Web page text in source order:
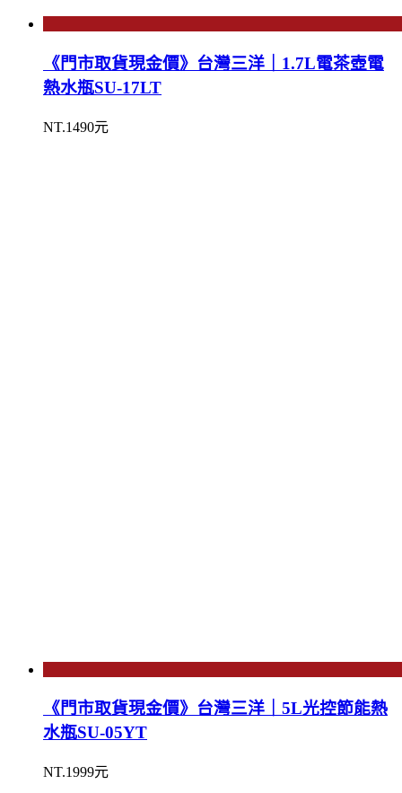
《門市取貨現金價》台灣三洋｜1.7L電茶壺電
熱水瓶SU-17LT
NT.1490元
《門市取貨現金價》台灣三洋｜5L光控節能熱
水瓶SU-05YT
NT.1999元